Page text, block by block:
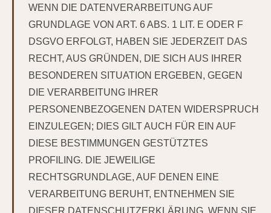
WENN DIE DATENVERARBEITUNG AUF
GRUNDLAGE VON ART. 6 ABS. 1 LIT. E ODER F
DSGVO ERFOLGT, HABEN SIE JEDERZEIT DAS
RECHT, AUS GRÜNDEN, DIE SICH AUS IHRER
BESONDEREN SITUATION ERGEBEN, GEGEN
DIE VERARBEITUNG IHRER
PERSONENBEZOGENEN DATEN WIDERSPRUCH
EINZULEGEN; DIES GILT AUCH FÜR EIN AUF
DIESE BESTIMMUNGEN GESTÜTZTES
PROFILING. DIE JEWEILIGE
RECHTSGRUNDLAGE, AUF DENEN EINE
VERARBEITUNG BERUHT, ENTNEHMEN SIE
DIESER DATENSCHUTZERKLÄRUNG. WENN SIE